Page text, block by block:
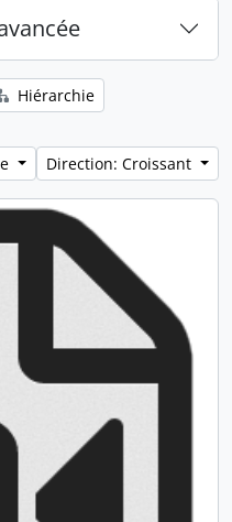
Hiérarchie
Direction: Croissant